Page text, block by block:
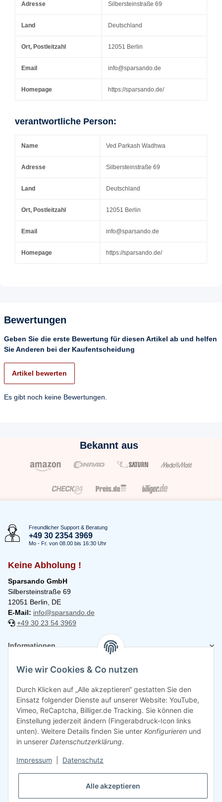
Adresse Silbersteinstraße 69
Land Deutschland
Ort, Postleitzahl 12051 Berlin
Email info@sparsando.de
Homepage https://sparsando.de/
verantwortliche Person:
Name Ved Parkash Wadhwa
Adresse Silbersteinstraße 69
Land Deutschland
Ort, Postleitzahl 12051 Berlin
Email info@sparsando.de
Homepage https://sparsando.de/
Bewertungen
Geben Sie die erste Bewertung für diesen Artikel ab und helfen
Sie Anderen bei der Kaufentscheidung
Artikel bewerten
Es gibt noch keine Bewertungen.
Bekannt aus
Freundlicher Support & Beratung
+49 30 2354 3969
Mo - Fr. von 08.00 bis 16:30 Uhr
Keine Abholung !
Sparsando GmbH
Silbersteinstraße 69
12051 Berlin, DE
E-Mail: info@sparsando.de
+49 30 23 54 3969
Informationen
Rechtliches
Wie wir Cookies & Co nutzen
Durch Klicken auf „Alle akzeptieren“ gestatten Sie den
Einsatz folgender Dienste auf unserer Website: YouTube,
Vimeo, ReCaptcha, Billiger.de Tracking. Sie können die
Einstellung jederzeit ändern (Fingerabdruck-Icon links
unten). Weitere Details finden Sie unter Konfigurieren und
in unserer Datenschutzerklärung.
Impressum Datenschutz
Alle akzeptieren